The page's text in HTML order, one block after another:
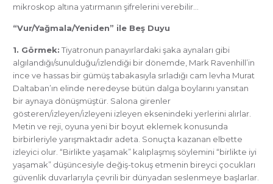
mikroskop altına yatırmanın şifrelerini verebilir…
“Vur/Yağmala/Yeniden” ile Beş Duyu
1. Görmek: Tiyatronun panayırlardaki şaka aynaları gibi
algılandığı/sunulduğu/izlendiği bir dönemde, Mark Ravenhill’in
ince ve hassas bir gümüş tabakasıyla sırladığı cam levha Murat
Daltaban’ın elinde neredeyse bütün dalga boylarını yansıtan
bir aynaya dönüşmüştür. Salona girenler
gösteren/izleyen/izleyeni izleyen eksenindeki yerlerini alırlar.
Metin ve reji, oyuna yeni bir boyut eklemek konusunda
birbirleriyle yarışmaktadır adeta. Sonuçta kazanan elbette
izleyici olur. “Birlikte yaşamak” kalıplaşmış söylemini “birlikte iyi
yaşamak” düşüncesiyle değiş-tokuş etmenin bireyci çocukları
güvenlik duvarlarıyla çevrili bir dünyadan seslenmeye başlarlar.